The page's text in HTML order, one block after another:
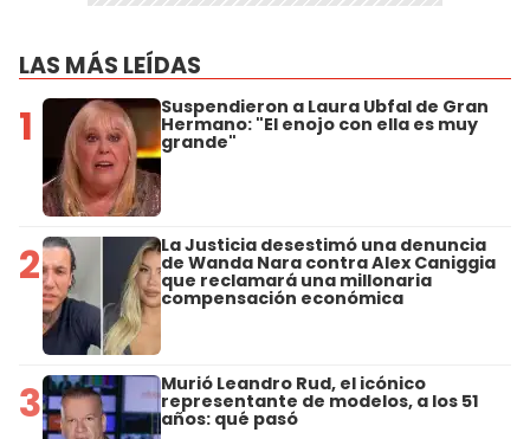
LAS MÁS LEÍDAS
1 Suspendieron a Laura Ubfal de Gran
Hermano: "El enojo con ella es muy
grande"
2 La Justicia desestimó una denuncia
de Wanda Nara contra Alex Caniggia
que reclamará una millonaria
compensación económica
3 Murió Leandro Rud, el icónico
representante de modelos, a los 51
años: qué pasó